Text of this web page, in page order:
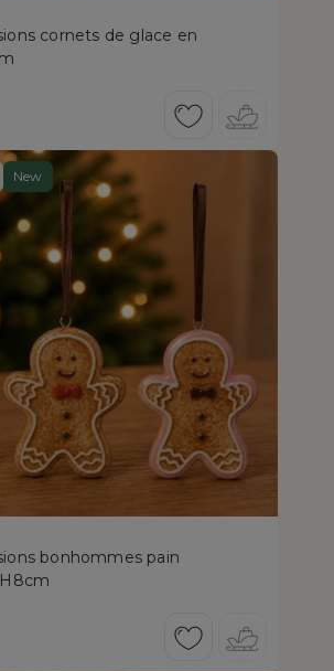
cornets de glace en
New
bonhommes pain